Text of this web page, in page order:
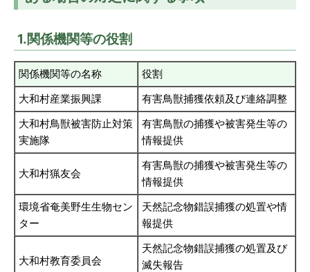
1.関係機関等の役割
関係機関等の名称
役割
大和村産業振興課
有害鳥獣捕獲依頼及び連絡調整
大和村鳥獣被害防止対策
実施隊
有害鳥獣の捕獲や被害発生等の
情報提供
大和村猟友会
有害鳥獣の捕獲や被害発生等の
情報提供
環境省奄美野生生物セン
ター
天然記念物錯誤捕獲の処置や情
報提供
大和村教育委員会
天然記念物錯誤捕獲の処置及び
滅失報告